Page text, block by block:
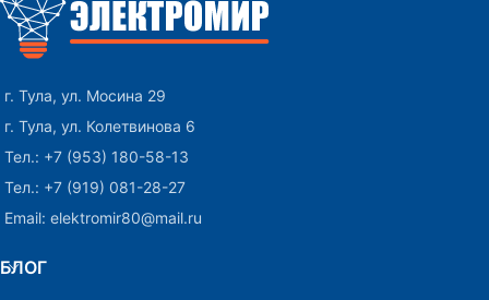
г. Тула, ул. Мосина 29
г. Тула, ул. Колетвинова 6
Тел.: +7 (953) 180-58-13
Тел.: +7 (919) 081-28-27
Email: elektromir80@mail.ru
БЛОГ